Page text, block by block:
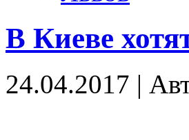
В Киеве
24.04.2017 |